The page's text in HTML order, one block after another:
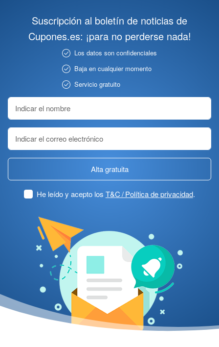
Suscripción al boletín de noticias de
Cupones.es: ¡para no perderse nada!
Los datos son confidenciales
Baja en cualquier momento
Servicio gratuito
Alta gratuita
He leído y acepto los T&C / Política de privacidad.